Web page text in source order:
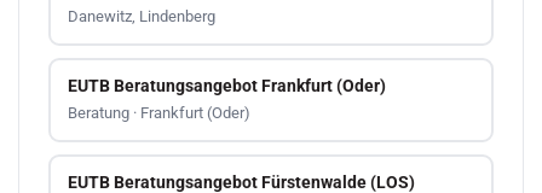
Danewitz, Lindenberg
EUTB Beratungsangebot Frankfurt (Oder)
Beratung · Frankfurt (Oder)
EUTB Beratungsangebot Fürstenwalde (LOS)